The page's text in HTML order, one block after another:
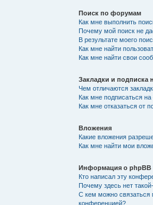
Поиск по форумам
Как мне выполнить
Почему мой поиск не
В результате моего
Как мне найти
Как мне найти свои
Закладки и подписка
Чем отличаются
Как мне подписаться
Как мне отказаться от
Вложения
Какие вложения
Как мне найти мои
Информация о phpBB
Кто написал эту
Почему здесь нет
С кем можно связаться
конференцией?